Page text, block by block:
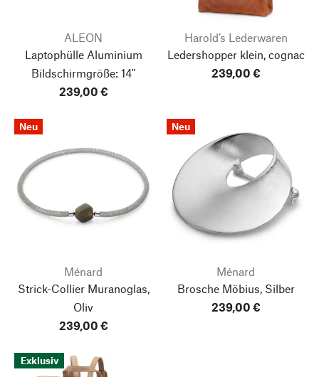
ALEON
Laptophülle Aluminium
Bildschirmgröße: 14"
239,00 €
Harold’s Lederwaren
Ledershopper klein, cognac
239,00 €
Neu
Ménard
Strick-Collier Muranoglas,
Oliv
239,00 €
Neu
Ménard
Brosche Möbius, Silber
239,00 €
Exklusiv